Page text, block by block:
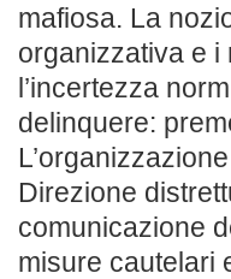
mafiosa. La
organizzativa e i
l’incertezza
delinquere:
Direzione
comunicazione
misure cautelari